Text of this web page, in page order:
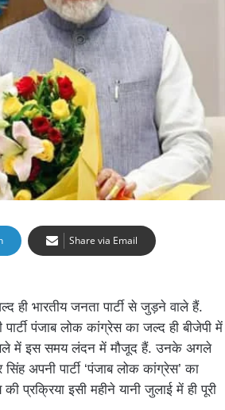
Share via Email
ही भारतीय जनता पार्टी से जुड़ने वाले हैं.
पंजाब लोक कांग्रेस का जल्द ही बीजेपी में
में इस समय लंदन में मौजूद हैं. उनके अगले
अपनी पार्टी ‘पंजाब लोक कांग्रेस’ का
इसी महीने यानी जुलाई में ही पूरी